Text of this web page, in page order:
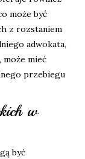
może być
z rozstaniem
adwokata,
mieć
przebiegu
w
być